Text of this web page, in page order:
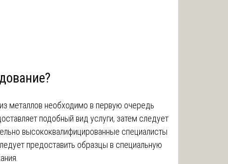
металлов необходимо в первую очередь
подобный вид услуги, затем следует
высококвалифицированные специалисты
предоставить образцы в специальную